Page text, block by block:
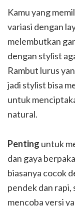
Kamu yang
variasi dengan
melembutkan
dengan stylist
Rambut lurus
jadi stylist bisa
untuk
natural.
Penting untuk
dan gaya
biasanya cocok
pendek dan
mencoba versi